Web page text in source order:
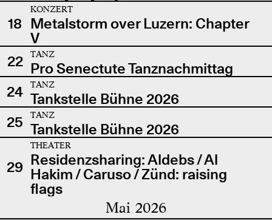
18
KONZERT
Metalstorm over Luzern: Chapter
V
22
TANZ
Pro Senectute Tanznachmittag
24
TANZ
Tankstelle Bühne 2026
25
TANZ
Tankstelle Bühne 2026
29
THEATER
Residenzsharing: Aldebs / Al
Hakim / Caruso / Zünd: raising
flags
Mai 2026